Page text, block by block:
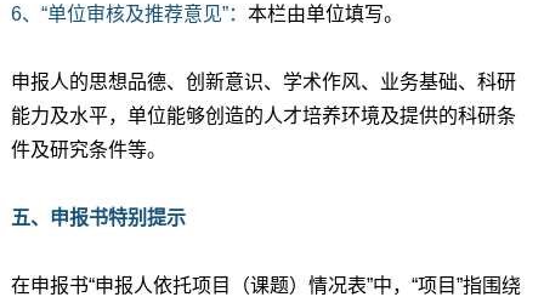
6、“单位审核及推荐意见”： 本栏由单位填写。
申报人的思想品德、创新意识、学术作风、业务基础、科研
能力及水平，单位能够创造的人才培养环境及提供的科研条
件及研究条件等。
五、申报书特别提示
在申报书“申报人依托项目（课题）情况表”中，“项目”指围绕